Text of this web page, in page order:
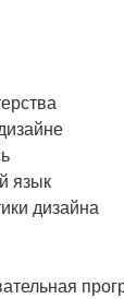
язык
дизайна